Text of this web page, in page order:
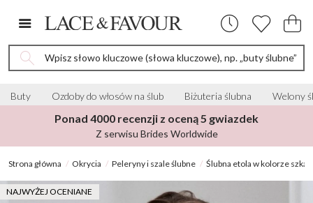
Wpisz słowo kluczowe (słowa kluczowe), np. „buty ślubne”
Buty Ozdoby do włosów na ślub Biżuteria ślubna Welony
Ponad 4000 recenzji z oceną 5 gwiazdek
Z serwisu Brides Worldwide
Strona główna Okrycia Peleryny i szale ślubne Ślubna etola w kolorze
NAJWYŻEJ OCENIANE